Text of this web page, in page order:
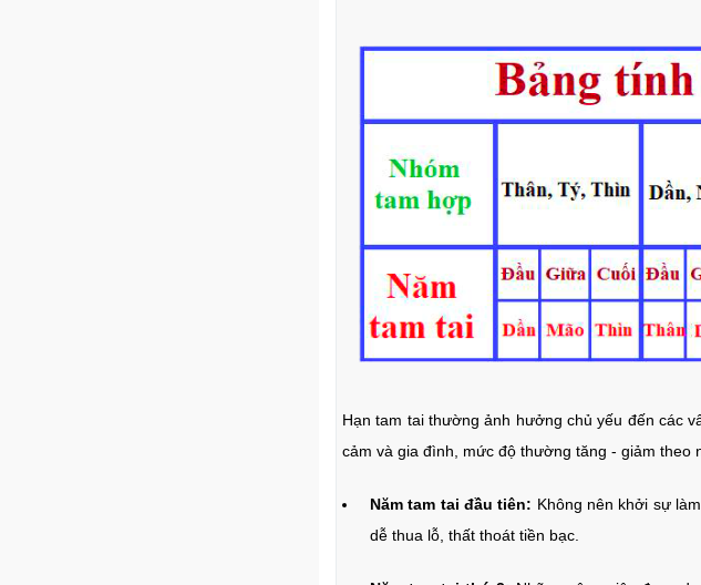
Hạn tam tai thường ảnh hưởng chủ yếu đến các
cảm và gia đình, mức độ thường tăng - giảm theo
Năm tam tai đầu tiên: Không nên khởi sự
dễ thua lỗ, thất thoát tiền bạc.